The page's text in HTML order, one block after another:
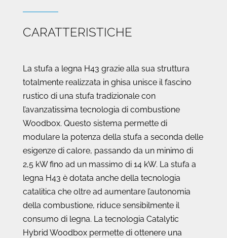
CARATTERISTICHE
La stufa a legna H43 grazie alla sua struttura
totalmente realizzata in ghisa unisce il fascino
rustico di una stufa tradizionale con
l’avanzatissima tecnologia di combustione
Woodbox. Questo sistema permette di
modulare la potenza della stufa a seconda delle
esigenze di calore, passando da un minimo di
2,5 kW fino ad un massimo di 14 kW. La stufa a
legna H43 è dotata anche della tecnologia
catalitica che oltre ad aumentare l’autonomia
della combustione, riduce sensibilmente il
consumo di legna. La tecnologia Catalytic
Hybrid Woodbox permette di ottenere una